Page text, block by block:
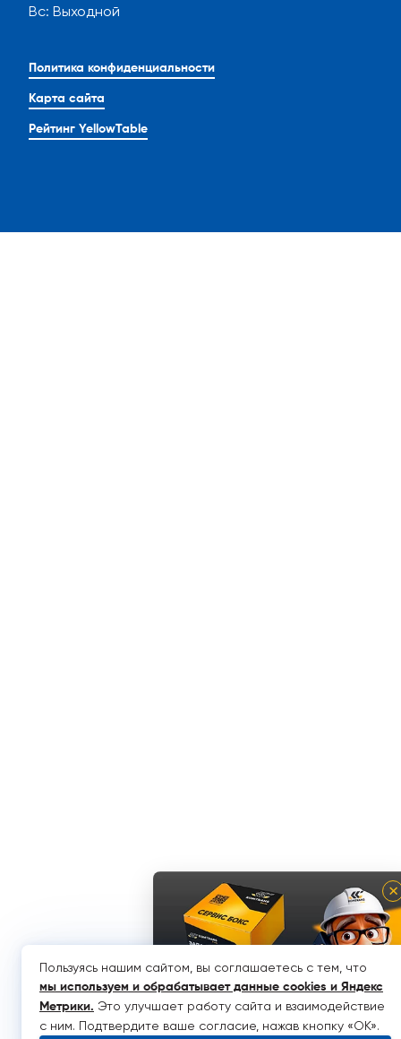
Вс: Выходной
Политика конфиденциальности
Карта сайта
Рейтинг YellowTable
×
Пользуясь нашим сайтом, вы соглашаетесь с тем, что
мы используем и обрабатывает данные cookies и Яндекс
Метрики. Это улучшает работу сайта и взаимодействие
с ним. Подтвердите ваше согласие, нажав кнопку «OK».